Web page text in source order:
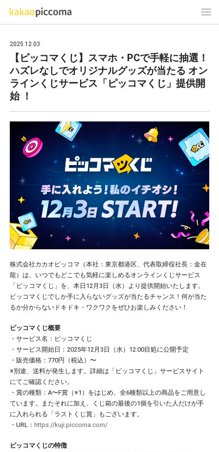
2025.12.03
【ピッコマくじ】スマホ・PCで手軽に抽選！
ハズレなしでオリジナルグッズが当たる オン
ラインくじサービス「ピッコマくじ」提供開
始 ！
株式会社カカオピッコマ（本社：東京都港区、代表取締役社⻑：金在
龍）は、いつでもどこでも気軽に楽しめるオンラインくじサービス
「ピッコマくじ」を、本日12月3日（水）より提供開始いたします。
ピッコマくじでしか手に入らないグッズが当たるチャンス！何が当た
るか分からないドキドキ・ワクワクをぜひお楽しみください！
ピッコマくじ概要
・サービス名：ピッコマくじ
・サービス開始日：2025年12月3日（水）12:00目処に公開予定
・販売価格：770円（税込）〜
※別途、送料が発生します。詳細は「ピッコマくじ」サービスサイト
にてご確認ください。
・賞の種類：A〜F賞（※1）をはじめ、全6種類以上の商品をご用意し
ています。またそれに加え、くじ箱の最後の1個を引いた人だけが手
に入れられる「ラストくじ賞」もございます。
・URL： https://kuji.piccoma.com/
ピッコマくじの特徴